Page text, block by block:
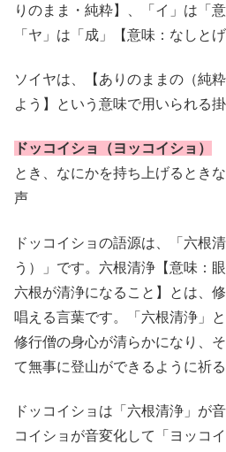
りのまま・純粋】、「イ」は「
「ヤ」は「成」【意味：なしとげ
ソイヤは、【ありのままの（純
よう】という意味で用いられる掛
ドッコイショ（ヨッコイショ）
とき、なにかを持ち上げるとき
声
ドッコイショの語源は、「六根
う）」です。六根清浄【意味：
六根が清浄になること】とは、
唱える言葉です。「六根清浄」
修行僧の身心が清らかになり、
て無事に登山ができるように祈る
ドッコイショは「六根清浄」が
コイショが音変化して「ヨッコ